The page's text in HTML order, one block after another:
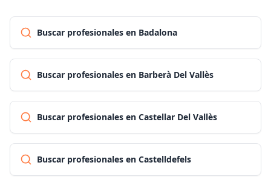
Buscar profesionales en Badalona
Buscar profesionales en Barberà Del Vallès
Buscar profesionales en Castellar Del Vallès
Buscar profesionales en Castelldefels